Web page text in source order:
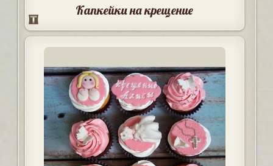
Капкейки на крещение